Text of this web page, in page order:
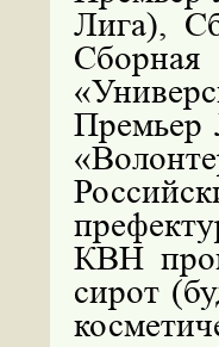
Лига),
Премьер
КВН
сирот